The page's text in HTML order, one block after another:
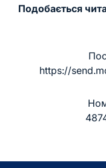
Подобається
https://